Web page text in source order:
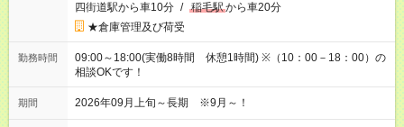
四街道駅から車10分 / 稲毛駅から車20分
★倉庫管理及び荷受
勤務時間
09:00～18:00(実働8時間 休憩1時間) ※（10：00－18：00）の
相談OKです！
期間 2026年09月上旬～長期 ※9月～！